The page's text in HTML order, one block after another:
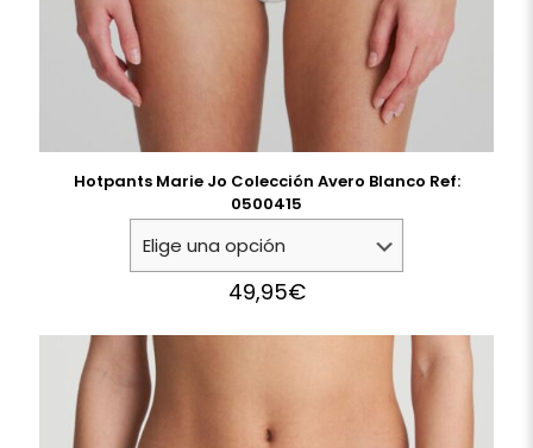
Hotpants Marie Jo Colección Avero Blanco Ref:
0500415
49,95€